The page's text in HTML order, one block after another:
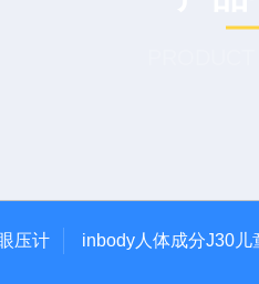
压计 inbody人体成分J30儿